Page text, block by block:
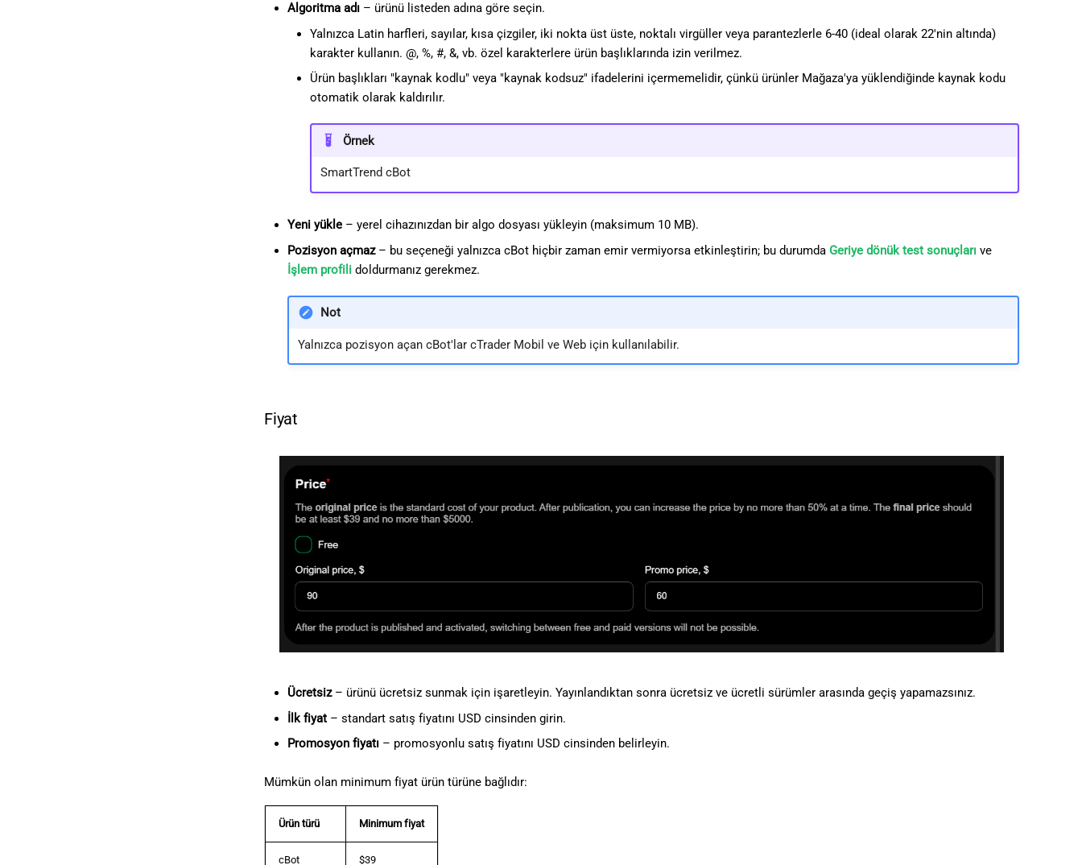
Algoritma adı– ürünü listeden adına göre seçin.
Yalnızca Latin harfleri, sayılar, kısa çizgiler, iki nokta üst üste, noktalı virgüller veya parantezlerle 6-40 (ideal olarak 22'nin altında)
karakter kullanın. @, %, #, &, vb. özel karakterlere ürün başlıklarında izin verilmez.
Ürün başlıkları "kaynak kodlu" veya "kaynak kodsuz" ifadelerini içermemelidir, çünkü ürünler Mağaza'ya yüklendiğinde kaynak kodu
otomatik olarak kaldırılır.
Örnek
SmartTrend cBot
Yeni yükle– yerel cihazınızdan bir algo dosyası yükleyin (maksimum 10 MB).
Pozisyon açmaz– bu seçeneği yalnızca cBot hiçbir zaman emir vermiyorsa etkinleştirin; bu durumda Geriye dönük test sonuçlarıve
İşlem profilidoldurmanız gerekmez.
Not
Yalnızca pozisyon açan cBot'lar cTrader Mobil ve Web için kullanılabilir.
Fiyat
Ücretsiz– ürünü ücretsiz sunmak için işaretleyin. Yayınlandıktan sonra ücretsiz ve ücretli sürümler arasında geçiş yapamazsınız.
İlk fiyat– standart satış fiyatını USD cinsinden girin.
Promosyon fiyatı– promosyonlu satış fiyatını USD cinsinden belirleyin.
Mümkün olan minimum fiyat ürün türüne bağlıdır:
Ürün türü Minimum fiyat
cBot $39